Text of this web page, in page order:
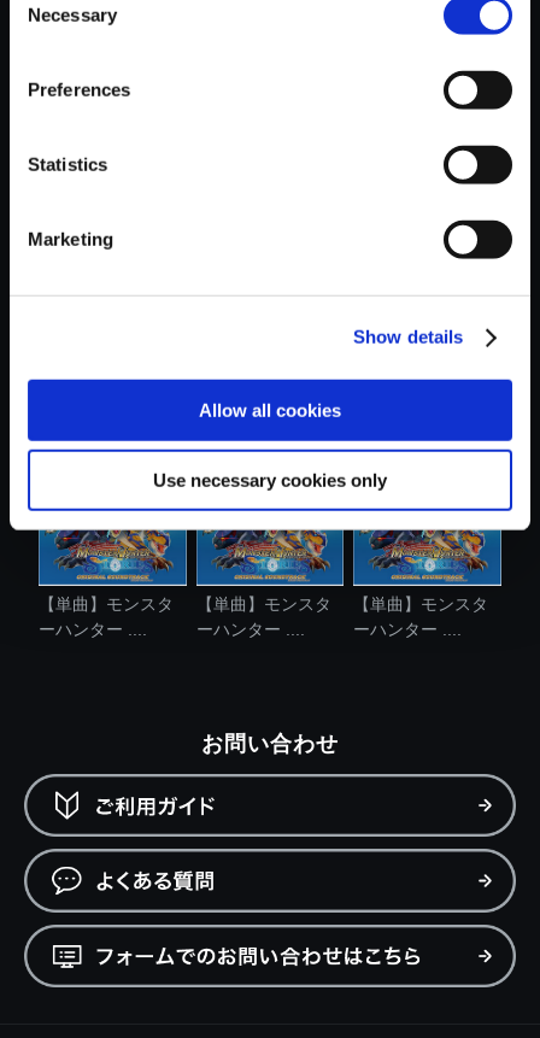
Selection
Necessary
Preferences
Statistics
Marketing
Show details
Allow all cookies
Use necessary cookies only
おすすめ商品
【単曲】モンスタ
ーハンター ....
【単曲】モンスタ
ーハンター ....
【単曲】モンスタ
ーハンター ....
お問い合わせ